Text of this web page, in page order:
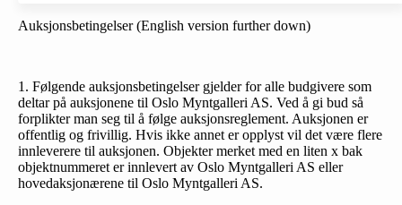
Auksjonsbetingelser (English version further down)
1. Følgende auksjonsbetingelser gjelder for alle budgivere som
deltar på auksjonene til Oslo Myntgalleri AS. Ved å gi bud så
forplikter man seg til å følge auksjonsreglement. Auksjonen er
offentlig og frivillig. Hvis ikke annet er opplyst vil det være flere
innleverere til auksjonen. Objekter merket med en liten x bak
objektnummeret er innlevert av Oslo Myntgalleri AS eller
hovedaksjonærene til Oslo Myntgalleri AS.